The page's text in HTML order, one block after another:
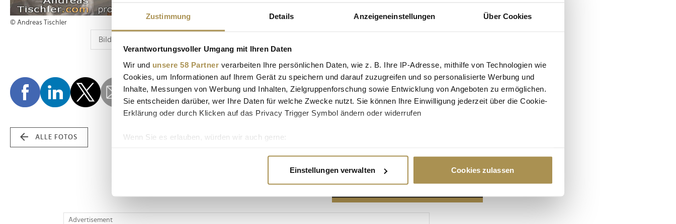
Zustimmung Details Anzeigeneinstellungen Über Cookies
Verantwortungsvoller Umgang mit Ihren Daten
Wir und unsere 58 Partner verarbeiten Ihre persönlichen Daten, wie z. B. Ihre IP-Adresse, mithilfe von Technologien wie
Cookies, um Informationen auf Ihrem Gerät zu speichern und darauf zuzugreifen und so personalisierte Werbung und
Inhalte, Messungen von Werbung und Inhalten, Zielgruppenforschung sowie Entwicklung von Angeboten zu ermöglichen.
Sie entscheiden darüber, wer Ihre Daten für welche Zwecke nutzt. Sie können Ihre Einwilligung jederzeit über die Cookie-
Erklärung oder durch Klicken auf das Privacy Trigger Symbol ändern oder widerrufen
Wenn Sie es erlauben, würden wir auch gerne:
Erfahren Sie mehr darüber, wie Ihre persönlichen Daten verarbeitet werden, und legen Sie Ihre Präferenzen im
Wir verwenden Cookies, um Inhalte und Anzeigen zu personalisieren, Funktionen für soziale Medien anbieten zu können
Einstellungen verwalten Cookies zulassen
© Andreas Tischler
ALLE FOTOS
Advertisement
Advertisement